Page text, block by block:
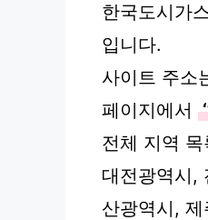
한국도시가
입니다.
사이트 주
페이지에서
전체 지역
대전광역시,
산광역시,